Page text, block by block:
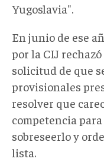
Yugoslavia".
En junio de ese
por la CIJ
solicitud de que
provisionales
resolver que
competencia
sobreseerlo y
lista.